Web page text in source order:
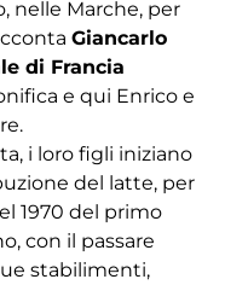
nelle Marche, per
Giancarlo
di Francia
e qui Enrico e
i loro figli iniziano
del latte, per
1970 del primo
con il passare
stabilimenti,